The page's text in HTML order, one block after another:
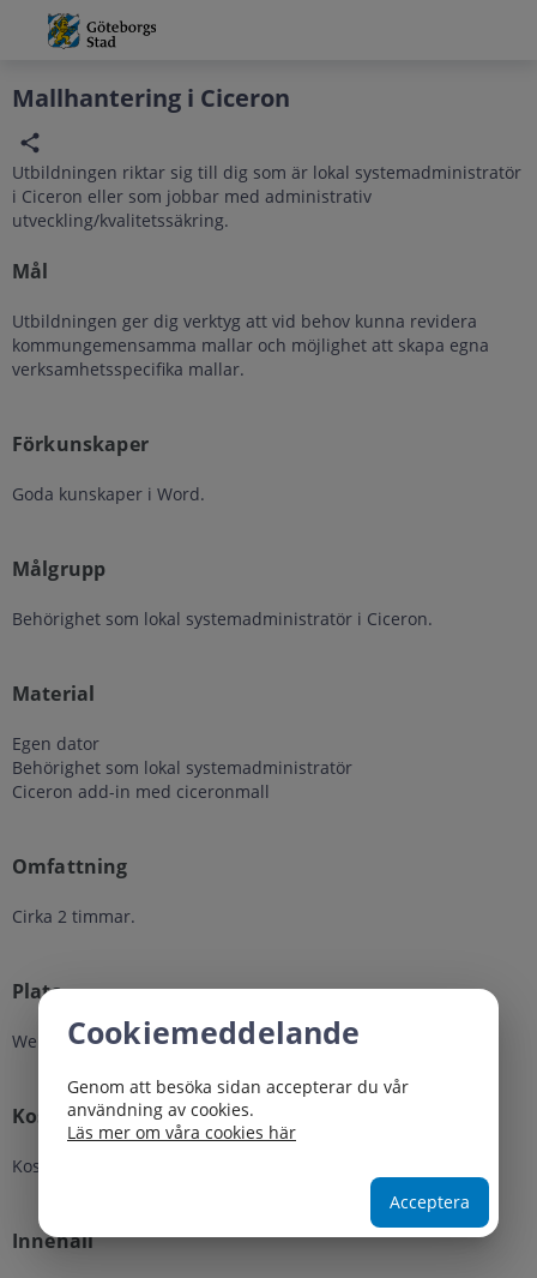
Grade
Portal
Mallhantering i Ciceron
Utbildningen riktar sig till dig som är lokal systemadministratör
i Ciceron eller som jobbar med administrativ
utveckling/kvalitetssäkring.
Mål
Utbildningen ger dig verktyg att vid behov kunna revidera
kommungemensamma mallar och möjlighet att skapa egna
verksamhetsspecifika mallar.
Förkunskaper
Goda kunskaper i Word.
Målgrupp
Behörighet som lokal systemadministratör i Ciceron.
Material
Egen dator
Behörighet som lokal systemadministratör
Ciceron add-in med ciceronmall
Omfattning
Cirka 2 timmar.
Plats
Webbutbildning.
Kostnad
Kostnadsfri.
Innehåll
Cookiemeddelande
Genom att besöka sidan accepterar du vår
användning av cookies.
Läs mer om våra cookies här
Acceptera